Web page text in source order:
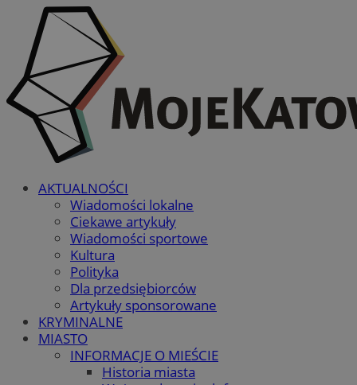
AKTUALNOŚCI
Wiadomości lokalne
Ciekawe artykuły
Wiadomości sportowe
Kultura
Polityka
Dla przedsiębiorców
Artykuły sponsorowane
KRYMINALNE
MIASTO
INFORMACJE O MIEŚCIE
Historia miasta